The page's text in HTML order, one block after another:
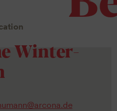
Winter-